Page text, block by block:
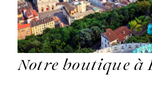
Notre boutique à